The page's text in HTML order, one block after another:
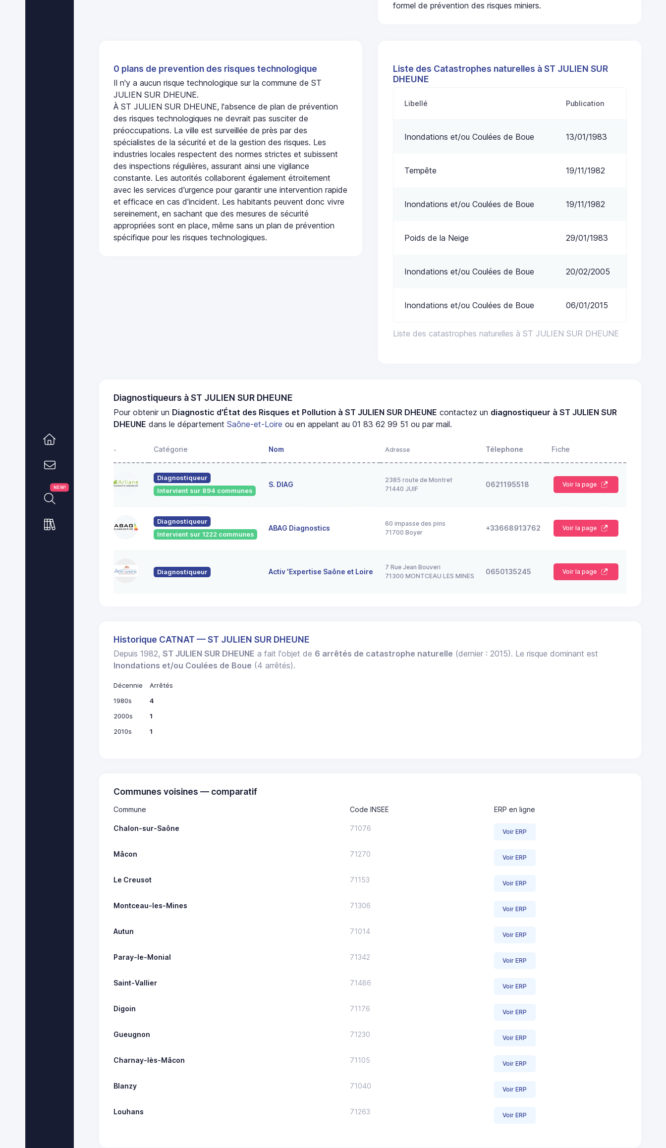
NEW!
formel de prévention des risques miniers.
0 plans de prevention des risques technologique
Il n'y a aucun risque technologique sur la commune de ST
JULIEN SUR DHEUNE.
À ST JULIEN SUR DHEUNE, l'absence de plan de prévention
des risques technologiques ne devrait pas susciter de
préoccupations. La ville est surveillée de près par des
spécialistes de la sécurité et de la gestion des risques. Les
industries locales respectent des normes strictes et subissent
des inspections régulières, assurant ainsi une vigilance
constante. Les autorités collaborent également étroitement
avec les services d'urgence pour garantir une intervention rapide
et efficace en cas d'incident. Les habitants peuvent donc vivre
sereinement, en sachant que des mesures de sécurité
appropriées sont en place, même sans un plan de prévention
spécifique pour les risques technologiques.
Liste des Catastrophes naturelles à ST JULIEN SUR
DHEUNE
Liste des catastrophes naturelles à ST JULIEN SUR DHEUNE
Libellé Publication
Inondations et/ou Coulées de Boue 13/01/1983
Tempête 19/11/1982
Inondations et/ou Coulées de Boue 19/11/1982
Poids de la Neige 29/01/1983
Inondations et/ou Coulées de Boue 20/02/2005
Inondations et/ou Coulées de Boue 06/01/2015
Diagnostiqueurs à ST JULIEN SUR DHEUNE
Pour obtenir un Diagnostic d'État des Risques et Pollution à ST JULIEN SUR DHEUNE contactez un diagnostiqueur à ST JULIEN SUR
DHEUNE dans le départementSaône-et-Loire ou en appelant au 01 83 62 99 51 ou par mail.
- Catégorie Nom Adresse Télephone Fiche
Diagnostiqueur
Intervient sur 894 communes
S. DIAG
2385 route de Montret
71440 JUIF
0621195518 Voir la page
Diagnostiqueur
Intervient sur 1222 communes
ABAG Diagnostics
60 impasse des pins
71700 Boyer
+33668913762 Voir la page
Diagnostiqueur Activ 'Expertise Saône et Loire
7 Rue Jean Bouveri
71300 MONTCEAU LES MINES
0650135245 Voir la page
Historique CATNAT — ST JULIEN SUR DHEUNE
Depuis 1982,ST JULIEN SUR DHEUNE a fait l'objet de 6 arrêtés de catastrophe naturelle (dernier : 2015). Le risque dominant est
Inondations et/ou Coulées de Boue (4 arrêtés).
Décennie
Arrêtés
1980s
4
2000s
1
2010s
1
Communes voisines — comparatif
Commune Code INSEE ERP en ligne
Chalon-sur-Saône 71076 Voir ERP
Mâcon 71270 Voir ERP
Le Creusot 71153 Voir ERP
Montceau-les-Mines 71306 Voir ERP
Autun 71014 Voir ERP
Paray-le-Monial 71342 Voir ERP
Saint-Vallier 71486 Voir ERP
Digoin 71176 Voir ERP
Gueugnon 71230 Voir ERP
Charnay-lès-Mâcon 71105 Voir ERP
Blanzy 71040 Voir ERP
Louhans 71263 Voir ERP